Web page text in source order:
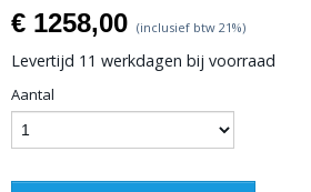
€ 1258,00 (inclusief btw 21%)
Levertijd 11 werkdagen bij voorraad
Aantal